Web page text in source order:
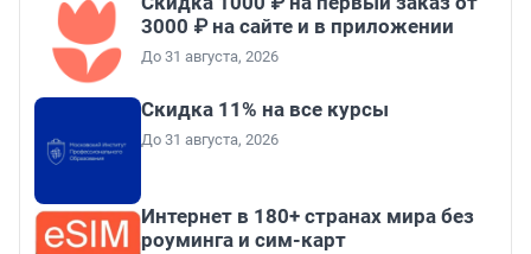
3000 ₽ на сайте и в приложении
До 31 августа, 2026
Скидка 11% на все курсы
До 31 августа, 2026
Интернет в 180+ странах мира без
роуминга и сим-карт